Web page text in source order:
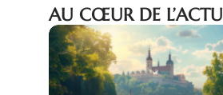
AU CŒUR DE L’ACTU